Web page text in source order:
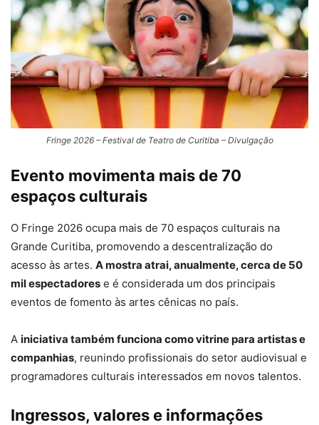
Fringe 2026 – Festival de Teatro de Curitiba – Divulgação
Evento movimenta mais de 70
espaços culturais
O Fringe 2026 ocupa mais de 70 espaços culturais na
Grande Curitiba, promovendo a descentralização do
acesso às artes. A mostra atrai, anualmente, cerca de 50
mil espectadores e é considerada um dos principais
eventos de fomento às artes cênicas no país.
A iniciativa também funciona como vitrine para artistas e
companhias, reunindo profissionais do setor audiovisual e
programadores culturais interessados em novos talentos.
Ingressos, valores e informações